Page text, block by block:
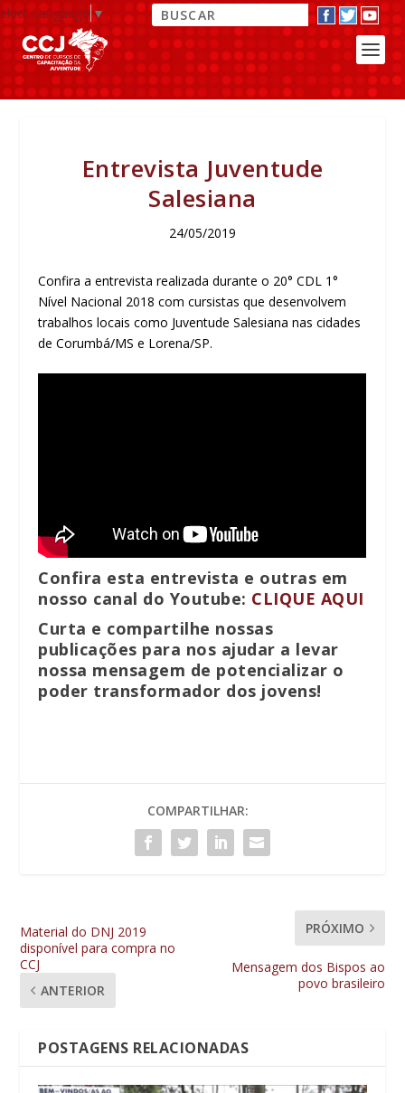
Language▼
Entrevista Juventude
Salesiana
24/05/2019
Confira a entrevista realizada durante o 20° CDL 1°
Nível Nacional 2018 com cursistas que desenvolvem
trabalhos locais como Juventude Salesiana nas cidades
de Corumbá/MS e Lorena/SP.
Confira esta entrevista e outras em
nosso canal do Youtube: CLIQUE AQUI
Curta e compartilhe nossas
publicações para nos ajudar a levar
nossa mensagem de potencializar o
poder transformador dos jovens!
COMPARTILHAR:
Material do DNJ 2019
disponível para compra no
CCJ
ANTERIOR
PRÓXIMO
Mensagem dos Bispos ao
povo brasileiro
POSTAGENS RELACIONADAS